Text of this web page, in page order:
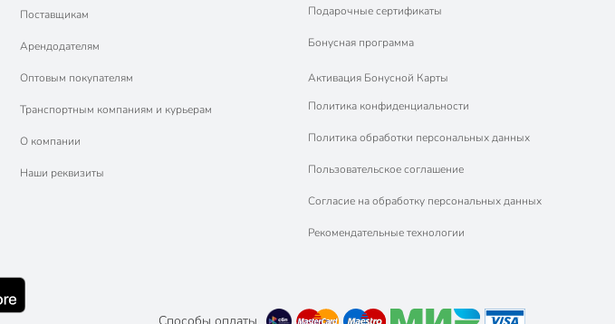
Поставщикам
Арендодателям
Оптовым покупателям
Транспортным компаниям и курьерам
О компании
Наши реквизиты
Подарочные сертификаты
Бонусная программа
Активация Бонусной Карты
Политика конфиденциальности
Политика обработки персональных данных
Пользовательское соглашение
Согласие на обработку персональных данных
Рекомендательные технологии